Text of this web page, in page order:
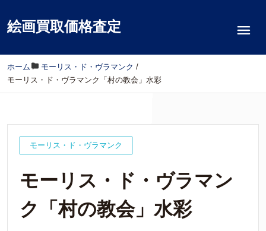
絵画買取価格査定
ホーム / モーリス・ド・ヴラマンク /
モーリス・ド・ヴラマンク「村の教会」水彩
モーリス・ド・ヴラマンク
モーリス・ド・ヴラマン
ク「村の教会」水彩